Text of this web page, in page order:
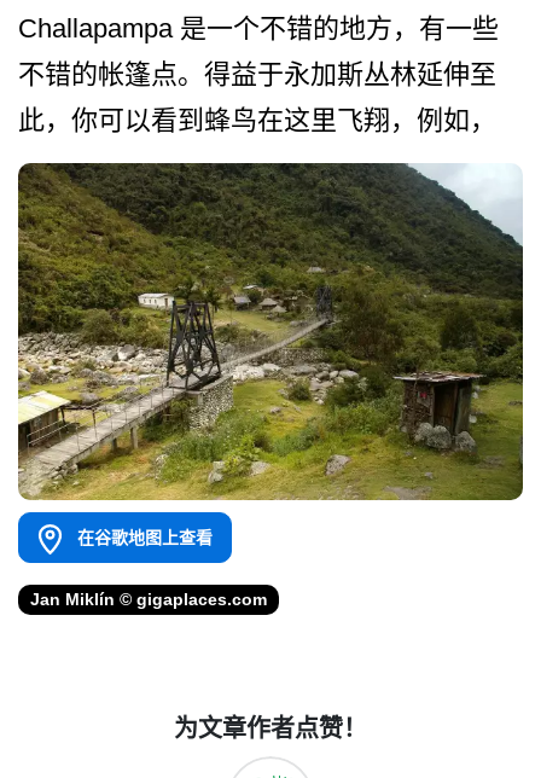
Challapampa 是一个不错的地方，有一些
不­错的帐篷点。得益于永加斯丛林延伸至
此，你可以看到­蜂鸟在这里飞翔，例如，
在谷歌地图上查看
Jan Miklín © gigaplaces.com
为文章作者点赞！